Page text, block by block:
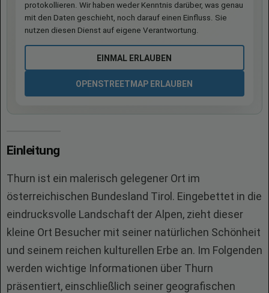
protokollieren. Wir haben weder Kenntnis darüber, was genau
mit den Daten geschieht, noch darauf einen Einfluss. Sie
nutzen diesen Dienst auf eigene Verantwortung.
EINMAL ERLAUBEN
OPENSTREETMAP ERLAUBEN
Einleitung
Thurn ist ein malerisch gelegener Ort im
österreichischen Bundesland Tirol. Eingebettet in die
eindrucksvolle Landschaft der Alpen, zieht dieser
kleine Ort Besucher mit seiner natürlichen Schönheit
und seinem reichen kulturellen Erbe an. Im Folgenden
werden wichtige Informationen über Thurn
präsentiert, einschließlich seiner geografischen